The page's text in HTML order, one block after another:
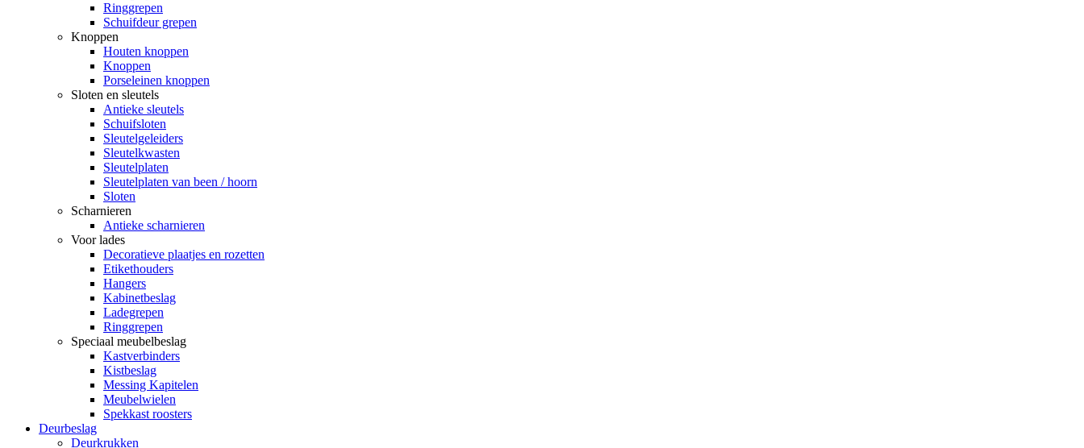
Ringgrepen
Schuifdeur grepen
Knoppen
Houten knoppen
Knoppen
Porseleinen knoppen
Sloten en sleutels
Antieke sleutels
Schuifsloten
Sleutelgeleiders
Sleutelkwasten
Sleutelplaten
Sleutelplaten van been / hoorn
Sloten
Scharnieren
Antieke scharnieren
Voor lades
Decoratieve plaatjes en rozetten
Etikethouders
Hangers
Kabinetbeslag
Ladegrepen
Ringgrepen
Speciaal meubelbeslag
Kastverbinders
Kistbeslag
Messing Kapitelen
Meubelwielen
Spekkast roosters
Deurbeslag
Deurkrukken